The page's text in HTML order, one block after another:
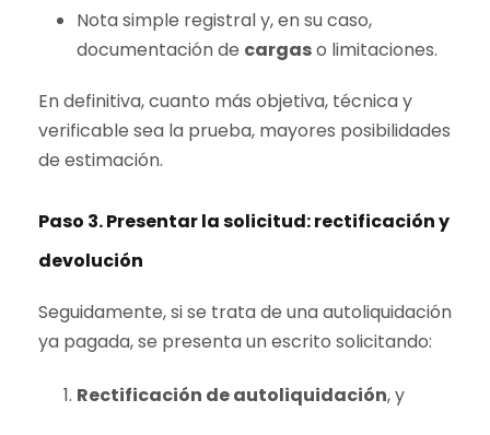
Nota simple registral y, en su caso,
documentación de cargaso limitaciones.
En definitiva, cuanto más objetiva, técnica y
verificable sea la prueba, mayores posibilidades
de estimación.
Paso 3. Presentar la solicitud: rectificación y
devolución
Seguidamente, si se trata de una autoliquidación
ya pagada, se presenta un escrito solicitando:
Rectificación de autoliquidación, y